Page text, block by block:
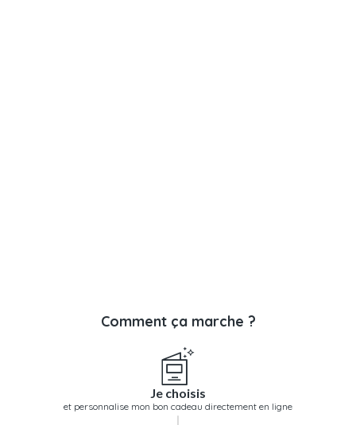
Comment ça marche ?
Je choisis
et personnalise mon bon cadeau directement en ligne